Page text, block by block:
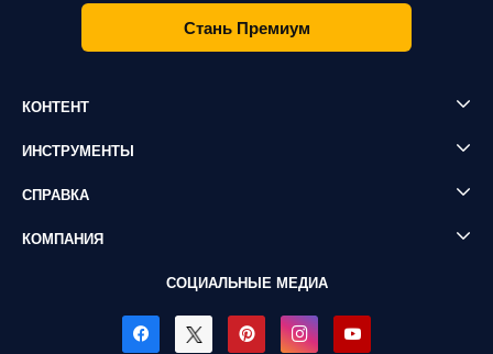
Стань Премиум
КОНТЕНТ
ИНСТРУМЕНТЫ
СПРАВКА
КОМПАНИЯ
СОЦИАЛЬНЫЕ МЕДИА